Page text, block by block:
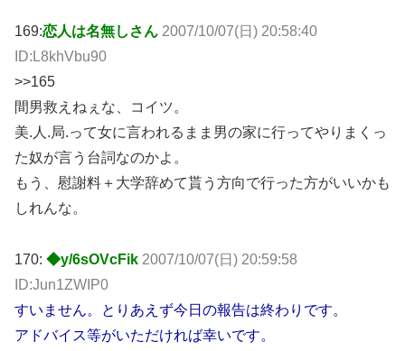
169:恋人は名無しさん 2007/10/07(日) 20:58:40
ID:L8khVbu90
>>165
間男救えねぇな、コイツ。
美.人.局.って女に言われるまま男の家に行ってやりまくっ
た奴が言う台詞なのかよ。
もう、慰謝料＋大学辞めて貰う方向で行った方がいいかも
しれんな。
170: ◆y/6sOVcFik 2007/10/07(日) 20:59:58
ID:Jun1ZWIP0
すいません。とりあえず今日の報告は終わりです。
アドバイス等がいただければ幸いです。